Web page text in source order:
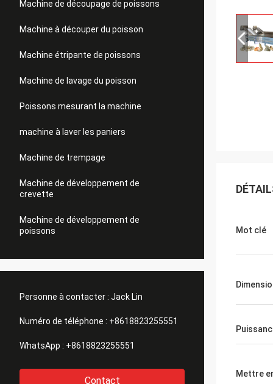
Machine de découpage de poissons
Machine à découper du poisson
Machine étripante de poissons
Machine de lavage du poisson
Poissons mesurant la machine
machine à laver les paniers
Machine de trempage
Machine de développement de
crevette
Machine de développement de
poissons
Personne à contacter : Jack Lin
Numéro de téléphone : +8618823255551
WhatsApp : +8618823255551
Contact
Mot clé
Mettre